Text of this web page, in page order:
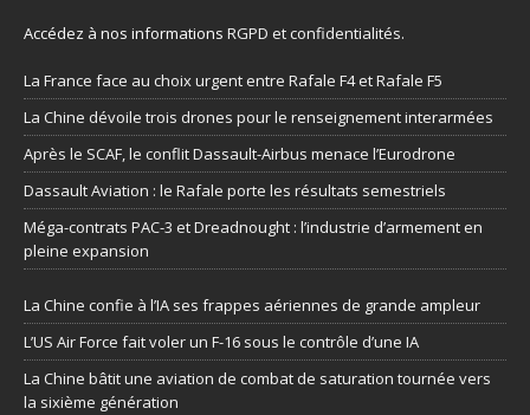
Accédez à nos informations RGPD et confidentialités.
La France face au choix urgent entre Rafale F4 et Rafale F5
La Chine dévoile trois drones pour le renseignement interarmées
Après le SCAF, le conflit Dassault-Airbus menace l’Eurodrone
Dassault Aviation : le Rafale porte les résultats semestriels
Méga-contrats PAC-3 et Dreadnought : l’industrie d’armement en
pleine expansion
La Chine confie à l’IA ses frappes aériennes de grande ampleur
L’US Air Force fait voler un F-16 sous le contrôle d’une IA
La Chine bâtit une aviation de combat de saturation tournée vers
la sixième génération